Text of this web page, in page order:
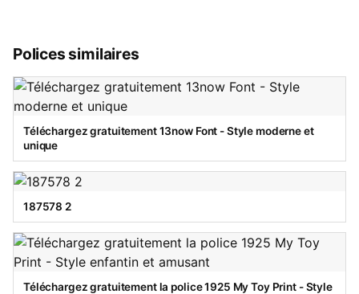
Polices similaires
Téléchargez gratuitement 13now Font - Style moderne et
unique
187578 2
Téléchargez gratuitement la police 1925 My Toy Print - Style